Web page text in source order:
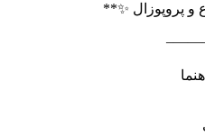
و پروپوزال ✨**